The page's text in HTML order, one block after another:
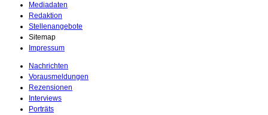
Mediadaten
Redaktion
Stellenangebote
Sitemap
Impressum
Nachrichten
Vorausmeldungen
Rezensionen
Interviews
Porträts